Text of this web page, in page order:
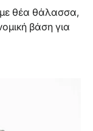
θέα θάλασσα,
βάση για